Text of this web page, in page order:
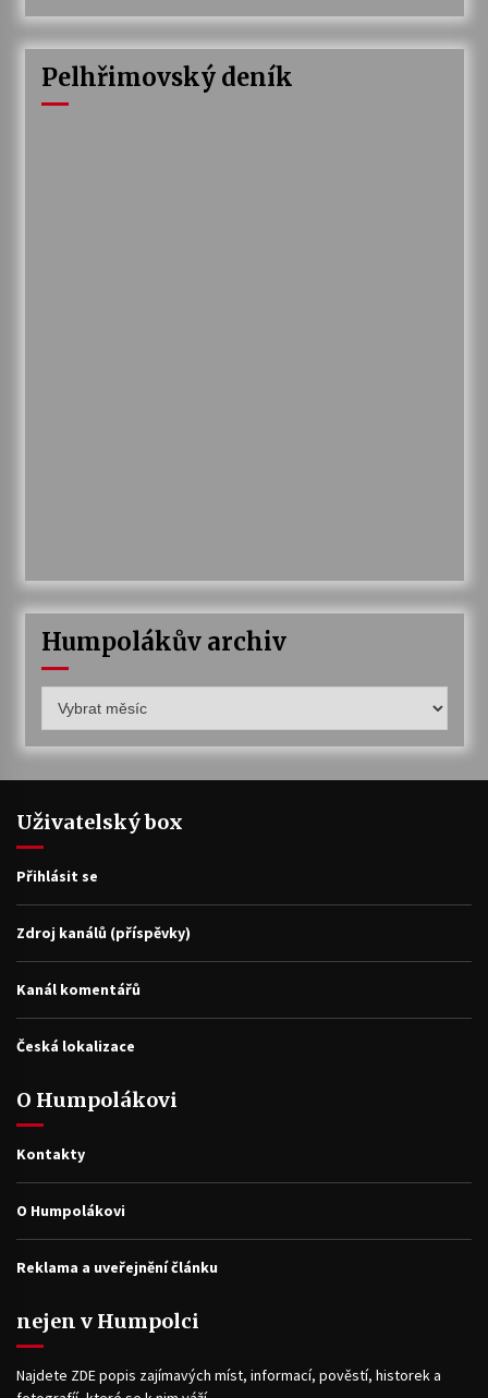
Pelhřimovský deník
Humpolákův archiv
archiv
Uživatelský box
Přihlásit se
Zdroj kanálů (příspěvky)
Kanál komentářů
Česká lokalizace
O Humpolákovi
Kontakty
O Humpolákovi
Reklama a uveřejnění článku
nejen v Humpolci
Najdete ZDE popis zajímavých míst, informací, pověstí, historek a